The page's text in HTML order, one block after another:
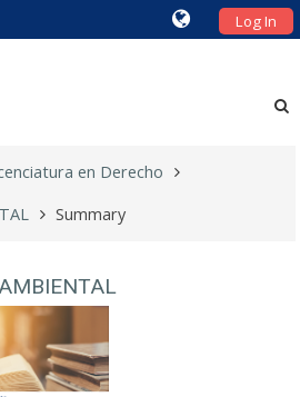
Log In
en Derecho
Summary